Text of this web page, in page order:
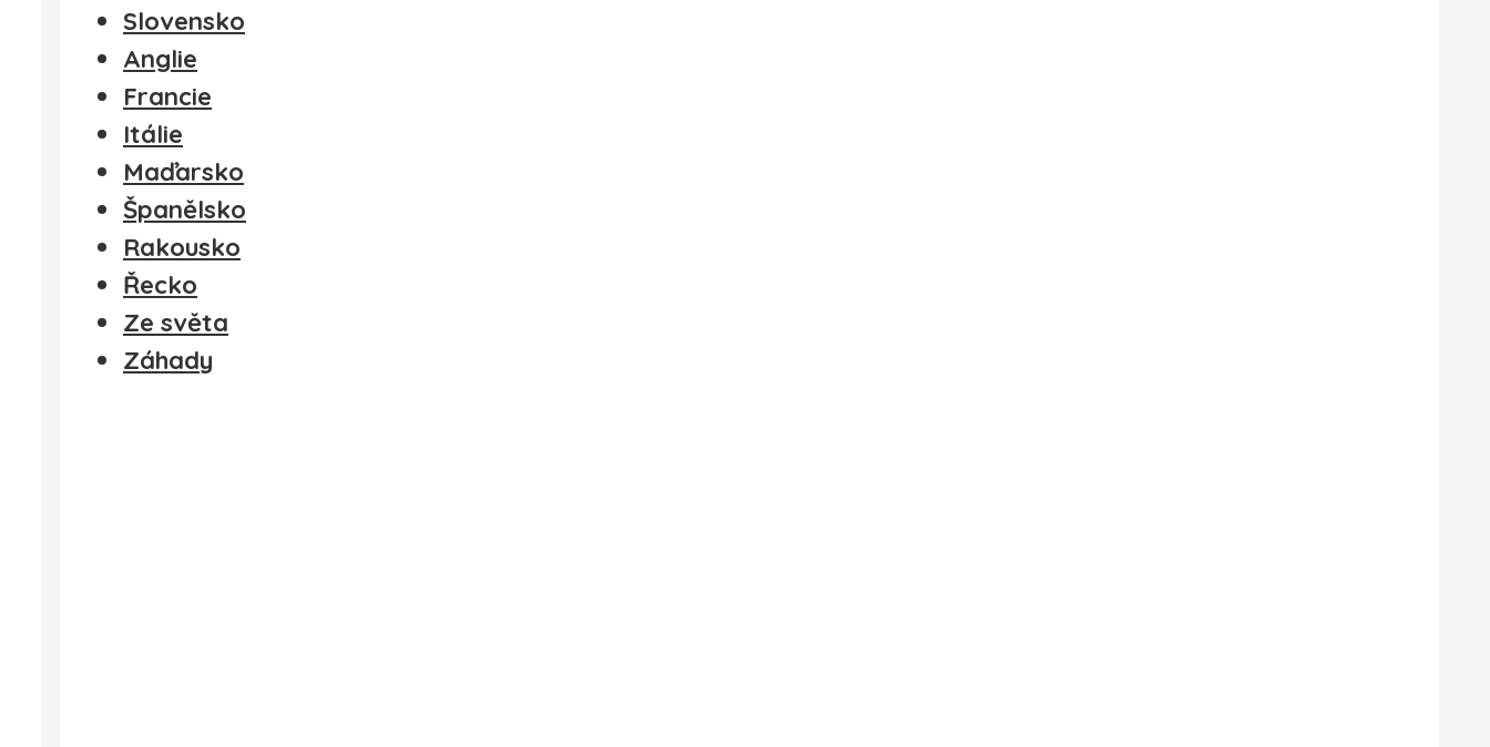
Slovensko
Anglie
Francie
Itálie
Maďarsko
Španělsko
Rakousko
Řecko
Ze světa
Záhady